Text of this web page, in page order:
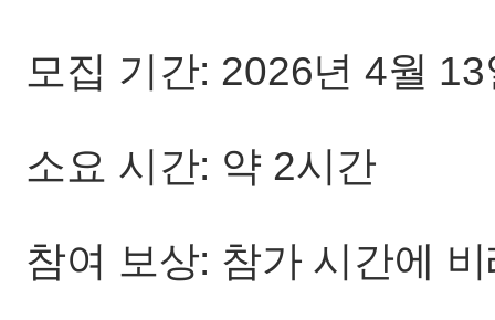
모집 기간: 2026년 4월
소요 시간: 약 2시간
참여 보상: 참가 시간에